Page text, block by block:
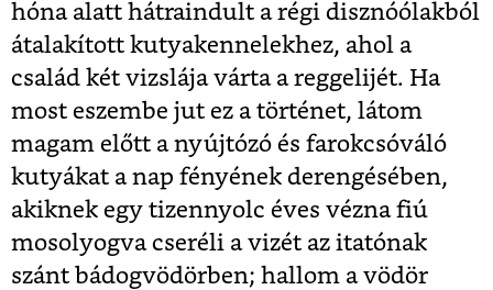
hóna alatt hátraindult a régi disznóólakból
átalakított kutyakennelekhez, ahol a
család két vizslája várta a reggelijét. Ha
most eszembe jut ez a történet, látom
magam előtt a nyújtózó és farokcsóváló
kutyákat a nap fényének derengésében,
akiknek egy tizennyolc éves vézna fiú
mosolyogva cseréli a vizét az itatónak
szánt bádogvödörben; hallom a vödör